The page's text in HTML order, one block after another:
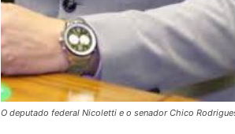
O deputado federal Nicoletti e o senador Chico